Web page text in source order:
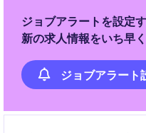
ジョブアラートを設定
新の求人情報をいち早
ジョブアラート